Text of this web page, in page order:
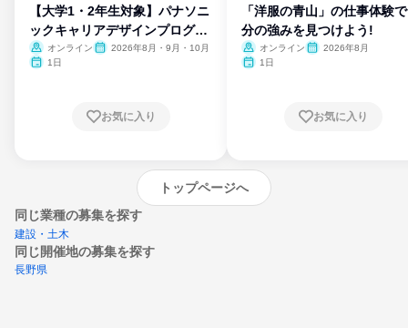
【大学1・2年生対象】パナソニ
ックキャリアデザインプログラ
ム
オンライン
2026年8月・9月・10月
1日
お気に入り
「洋服の青山」の仕事体験
分の強みを見つけよう!
オンライン
2026年8月
1日
お気に入り
トップページへ
同じ業種の募集を探す
建設・土木
同じ開催地の募集を探す
長野県